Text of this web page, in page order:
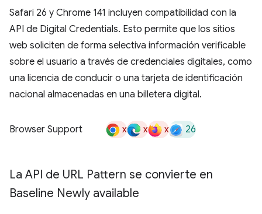
Safari 26 y Chrome 141 incluyen compatibilidad con la
API de Digital Credentials. Esto permite que los sitios
web soliciten de forma selectiva información verificable
sobre el usuario a través de credenciales digitales, como
una licencia de conducir o una tarjeta de identificación
nacional almacenadas en una billetera digital.
Browser Support x x x 26
La API de URL Pattern se convierte en
Baseline Newly available